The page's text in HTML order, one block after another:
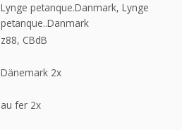
Lynge petanque.Danmark, Lynge
petanque..Danmark
z88, CBdB
Dänemark 2x
au fer 2x